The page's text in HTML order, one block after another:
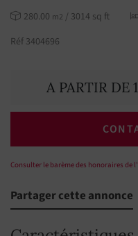
280.00 m2 / 3014 sq ft
Réf 3404696
A PARTIR
Consulter le barème des honoraires de
Partager cette annonce